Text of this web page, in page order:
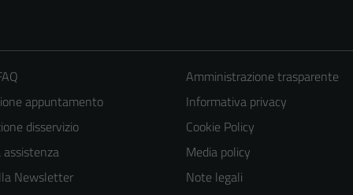
appuntamento
disservizio
assistenza
Newsletter
Amministrazione trasparente
Informativa privacy
Cookie Policy
Media policy
Note legali